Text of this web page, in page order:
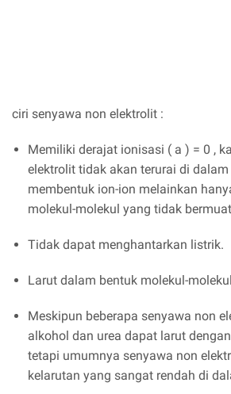
ciri senyawa non elektrolit :
Memiliki derajat ionisasi ( a ) = 0 ,
elektrolit tidak akan terurai di
membentuk ion-ion melainkan
molekul-molekul yang tidak
Tidak dapat menghantarkan listrik.
Larut dalam bentuk molekul-
Meskipun beberapa senyawa non
alkohol dan urea dapat larut
tetapi umumnya senyawa non
kelarutan yang sangat rendah di